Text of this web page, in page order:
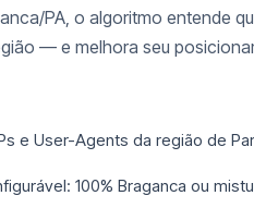
PA, o algoritmo entende
— e melhora seu
e User-Agents da região de
100% Braganca ou